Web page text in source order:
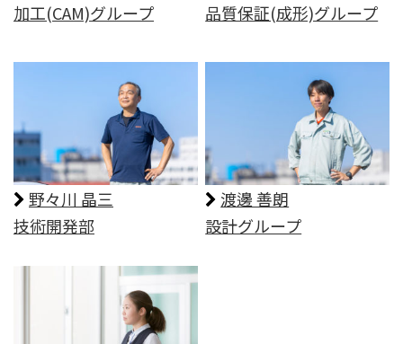
加工(CAM)グループ
品質保証(成形)グループ
野々川 晶三
技術開発部
渡邊 善朗
設計グループ